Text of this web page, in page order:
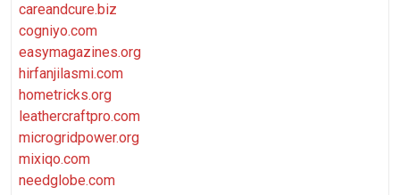
careandcure.biz
cogniyo.com
easymagazines.org
hirfanjilasmi.com
hometricks.org
leathercraftpro.com
microgridpower.org
mixiqo.com
needglobe.com